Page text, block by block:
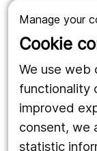
Manage your
Cookie
We use web
functionality
improved
consent, we
statistic
Länstrafiken
Vårdgivare
Följ oss
Facebook